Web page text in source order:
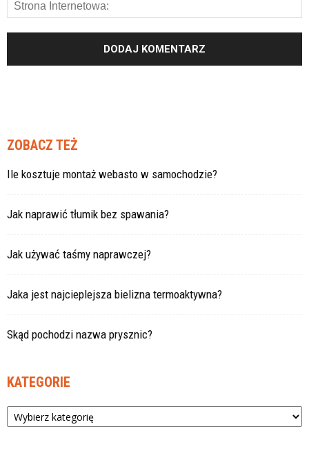
ZOBACZ TEŻ
Ile kosztuje montaż webasto w samochodzie?
Jak naprawić tłumik bez spawania?
Jak używać taśmy naprawczej?
Jaka jest najcieplejsza bielizna termoaktywna?
Skąd pochodzi nazwa prysznic?
KATEGORIE
Kategorie